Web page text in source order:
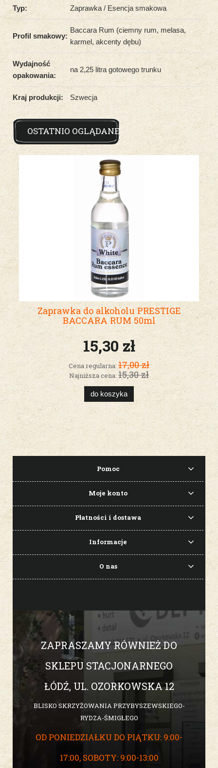
Typ: Zaprawka / Esencja smakowa
Profil smakowy:
Baccara Rum (ciemny rum, melasa,
karmel, akcenty dębu)
Wydajność
opakowania:
na 2,25 litra gotowego trunku
Kraj produkcji: Szwecja
OSTATNIO OGLĄDANE
Zaprawka do alkoholu PRESTIGE
BACCARA RUM 50ml
15,30 zł
Cena regularna: 17,00 zł
Najniższa cena: 15,30 zł
do koszyka
Pomoc
Moje konto
Płatności i dostawa
Informacje
O nas
ZAPRASZAMY RÓWNIEŻ DO
SKLEPU STACJONARNEGO
ŁÓDŹ, UL. OZORKOWSKA 12
BLISKO SKRZYŻOWANIA PRZYBYSZEWSKIEGO-
RYDZA-ŚMIGŁEGO
OD PONIEDZIAŁKU DO PIĄTKU: 9:00-
17:00, SOBOTY: 9:00-13:00